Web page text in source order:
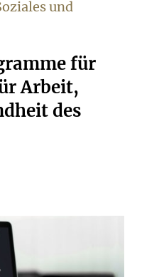
und
für
Arbeit,
des